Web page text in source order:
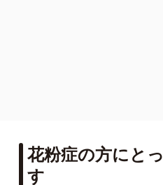
花粉症の方にと
す